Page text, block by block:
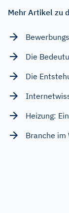
Mehr Artikel zu
Die
Die
Heizung:
Branche im